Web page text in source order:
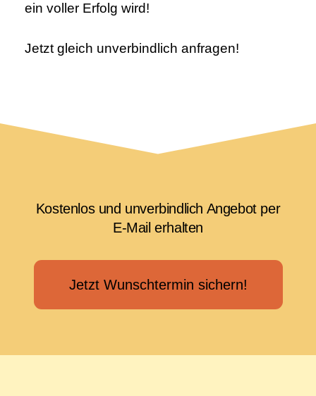
ein voller Erfolg wird!
Jetzt gleich unverbindlich anfragen!
Kostenlos und unverbindlich Angebot per
E-Mail erhalten
Jetzt Wunschtermin sichern!